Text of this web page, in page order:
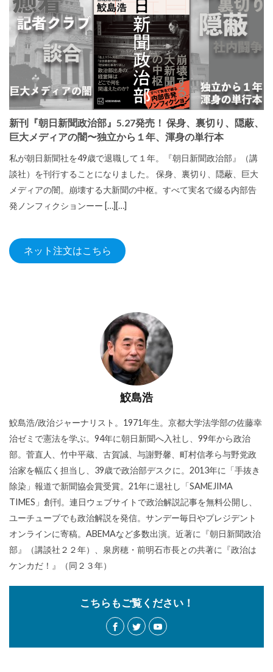
新刊『朝日新聞政治部』5.27発売！ 保身、裏切り、隠蔽、
巨大メディアの闇〜独立から１年、渾身の単行本
私が朝日新聞社を49歳で退職して１年。『朝日新聞政治部』（講
談社）を刊行することになりました。 保身、裏切り、隠蔽、巨大
メディアの闇。崩壊する大新聞の中枢。すべて実名で綴る内部告
発ノンフィクションーー […][…]
ネット注文はこちら
鮫島浩
鮫島浩/政治ジャーナリスト。1971年生。京都大学法学部の佐藤幸
治ゼミで憲法を学ぶ。94年に朝日新聞へ入社し、99年から政治
部。菅直人、竹中平蔵、古賀誠、与謝野馨、町村信孝ら与野党政
治家を幅広く担当し、39歳で政治部デスクに。2013年に「手抜き
除染」報道で新聞協会賞受賞。21年に退社し「SAMEJIMA
TIMES」創刊。連日ウェブサイトで政治解説記事を無料公開し、
ユーチューブでも政治解説を発信。サンデー毎日やプレジデント
オンラインに寄稿。ABEMAなど多数出演。近著に『朝日新聞政治
部』（講談社２２年）、泉房穂・前明石市長との共著に『政治は
ケンカだ！』（同２３年）
こちらもご覧ください！